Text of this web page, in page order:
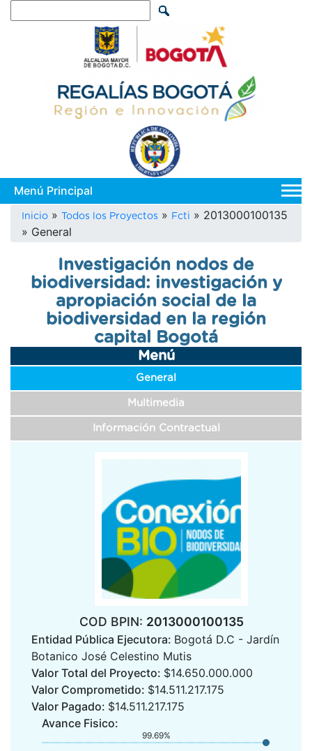
Main
Sobrescribir
enlaces
ayuda
navegación
Inicio Todos los Proyectos Fcti
2013000100135
General
Investigación nodos de
biodiversidad: investigación y
apropiación social de la
biodiversidad en la región
capital Bogotá
Menú
General
Multimedia
Información Contractual
COD BPIN: 2013000100135
Entidad Pública Ejecutora: Bogotá D.C - Jardín
Botanico José Celestino Mutis
Valor Total del Proyecto: $14.650.000.000
Valor Comprometido: $14.511.217.175
Valor Pagado: $14.511.217.175
Avance Fisico:
99.69%